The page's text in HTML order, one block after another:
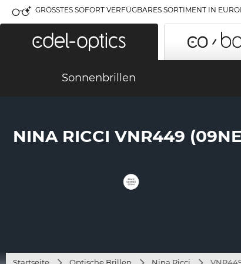
GRÖSSTES SOFORT VERFÜGBARES SORTIMENT IN
Sonnenbrillen
NINA RICCI VNR449